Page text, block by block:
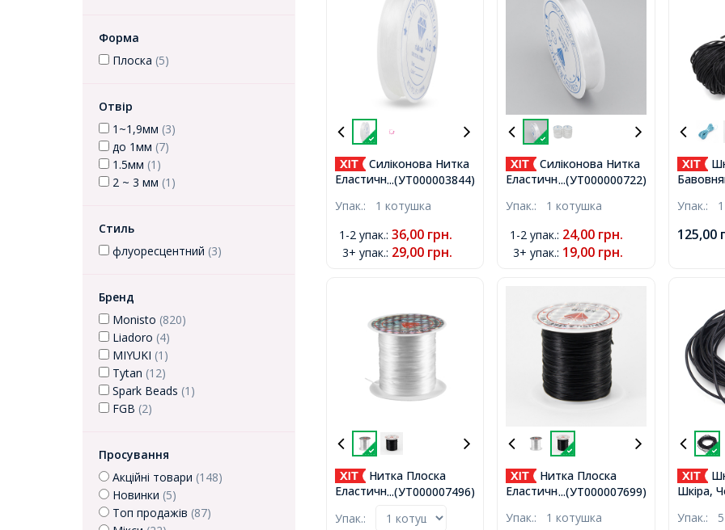
Форма
Плоска (5)
Отвір
1~1,9мм (3)
до 1мм (7)
1.5мм (1)
2 ~ 3 мм (1)
Стиль
флуоресцентний (3)
Бренд
Monisto (820)
Liadoro (4)
MIYUKI (1)
Tytan (12)
Spark Beads (1)
FGB (2)
Просування
Акційні товари (148)
Новинки (5)
Топ продажів (87)
...(УТ000003844)
Силіконова Нитка
Еластична 0.8мм/8м,
Упак.: 1 котушка
1-2 упак.: 36,00 грн.
3+ упак.: 29,00 грн.
...(УТ000000722)
Силіконова Нитка
Еластична 0.6мм/10м,
Упак.: 1 котушка
1-2 упак.: 24,00 грн.
3+ упак.: 19,00 грн.
Упак.:
125,00
...(УТ000007496)
Нитка Плоска
Еластична для Браслетів
0.8мм, близько 10м/
Упак.:
...(УТ000007699)
Нитка Плоска
Еластична 0.8мм/10м,
10м/котушка,
Упак.: 1 котушка
Шкіра,
Упак.: